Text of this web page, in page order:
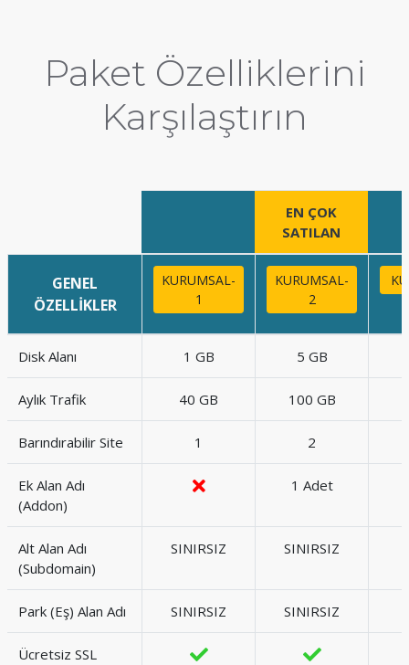
Paket Özelliklerini
Karşılaştırın
EN ÇOK
SATILAN
GENEL
ÖZELLİKLER
KURUMSAL-
1
KURUMSAL-
2
Disk Alanı 1 GB 5 GB
Aylık Trafik 40 GB 100 GB
Barındırabilir Site 1 2
Ek Alan Adı
(Addon)
1 Adet
Alt Alan Adı
(Subdomain)
SINIRSIZ SINIRSIZ
Park (Eş) Alan Adı SINIRSIZ SINIRSIZ
Ücretsiz SSL